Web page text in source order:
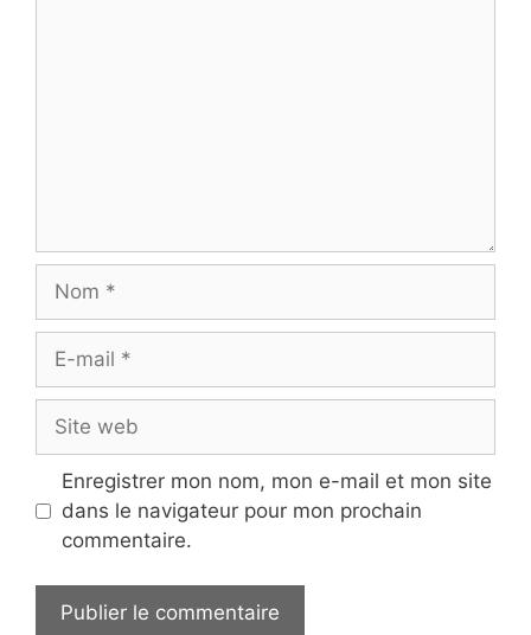
mail
web
Enregistrer mon nom, mon e-mail et mon site
dans le navigateur pour mon prochain
commentaire.